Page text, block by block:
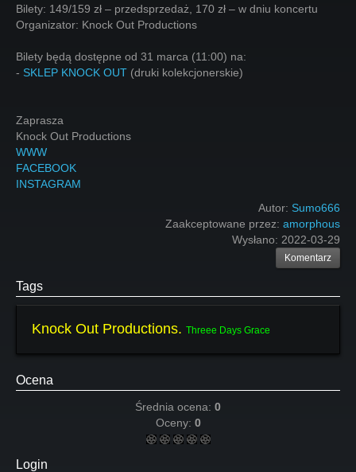
Bilety: 149/159 zł – przedsprzedaż, 170 zł – w dniu koncertu
Organizator: Knock Out Productions
Bilety będą dostępne od 31 marca (11:00) na:
- SKLEP KNOCK OUT (druki kolekcjonerskie)
Zaprasza
Knock Out Productions
WWW
FACEBOOK
INSTAGRAM
Autor: Sumo666
Zaakceptowane przez: amorphous
Wysłano: 2022-03-29
Komentarz
Tags
Knock Out Productions. Threee Days Grace
Ocena
Średnia ocena: 0
Oceny: 0
Login